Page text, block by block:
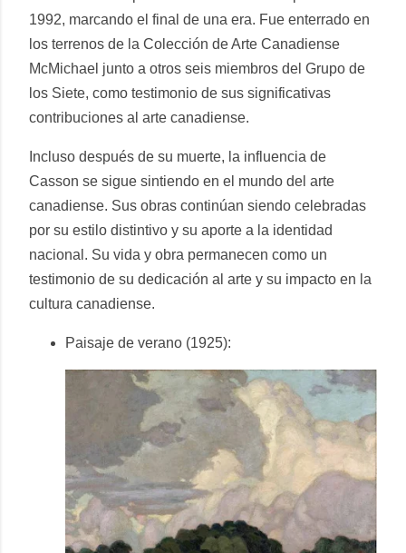
1992, marcando el final de una era. Fue enterrado en
los terrenos de la Colección de Arte Canadiense
McMichael junto a otros seis miembros del Grupo de
los Siete, como testimonio de sus significativas
contribuciones al arte canadiense.
Incluso después de su muerte, la influencia de
Casson se sigue sintiendo en el mundo del arte
canadiense. Sus obras continúan siendo celebradas
por su estilo distintivo y su aporte a la identidad
nacional. Su vida y obra permanecen como un
testimonio de su dedicación al arte y su impacto en la
cultura canadiense.
Paisaje de verano (1925):